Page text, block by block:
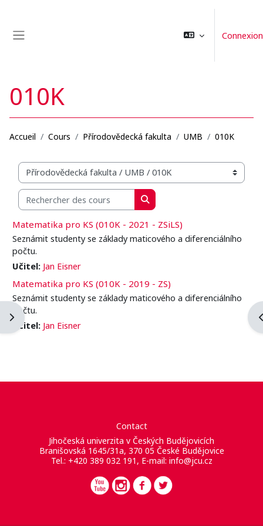
Connexion
Ouvrir le tiroir des blocs
010K
Accueil Cours Přírodovědecká fakulta UMB 010K
Catégories de cours
Rechercher des cours
Rechercher des cours
Matematika pro KS (010K - 2021 - ZSiLS)
Seznámit studenty se základy maticového a diferenciálního
počtu.
Učitel: Jan Eisner
Matematika pro KS (010K - 2019 - ZS)
Seznámit studenty se základy maticového a diferenciálního
počtu.
Učitel: Jan Eisner
Contact
Jihočeská univerzita v Českých Budějovicích
Branišovská 1645/31a, 370 05 České Budějovice
Tel.: +420 389 032 191, E-mail: info@jcu.cz